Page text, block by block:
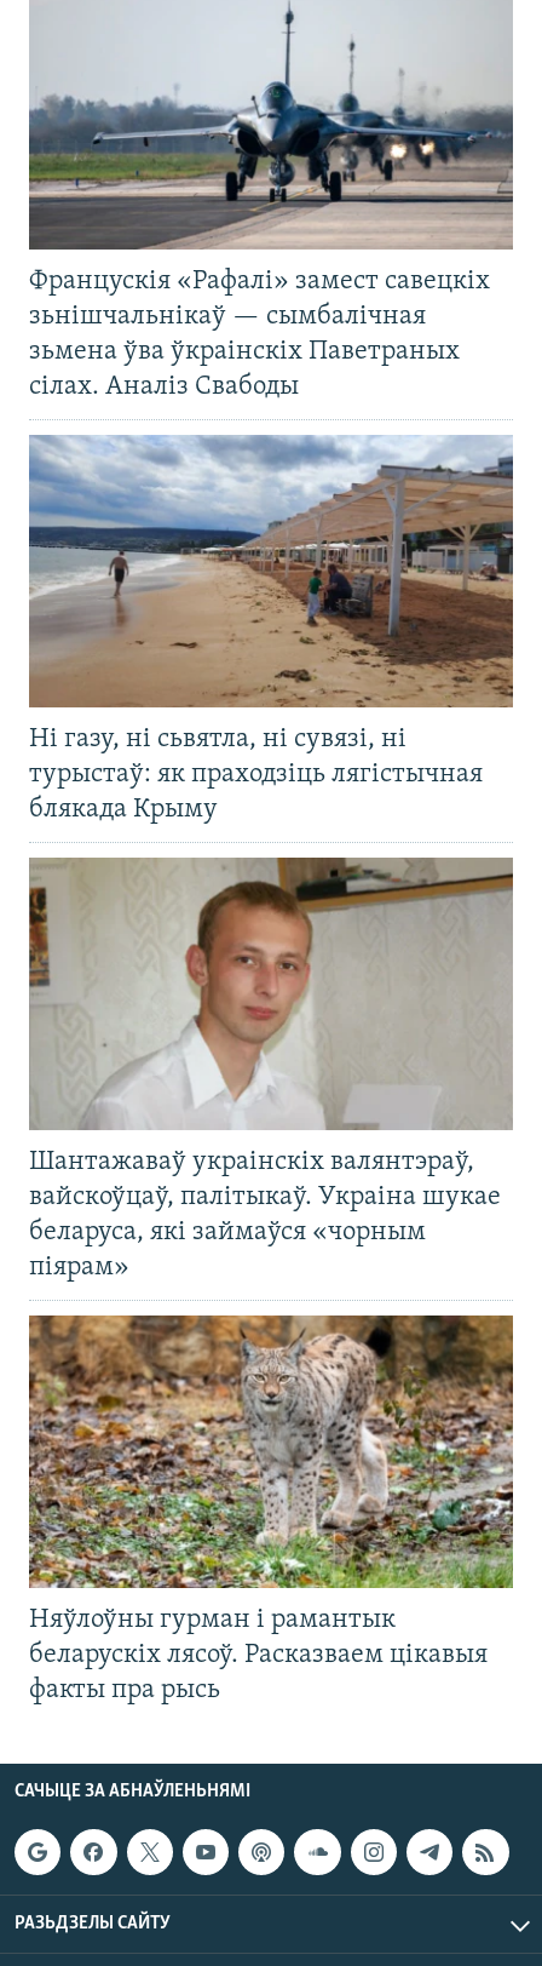
Францускія «Рафалі» замест савецкіх
зьнішчальнікаў — сымбалічная
зьмена ўва ўкраінскіх Паветраных
сілах. Аналіз Свабоды
Ні газу, ні сьвятла, ні сувязі, ні
турыстаў: як праходзіць лягістычная
блякада Крыму
Шантажаваў украінскіх валянтэраў,
вайскоўцаў, палітыкаў. Украіна шукае
беларуса, які займаўся «чорным
піярам»
Няўлоўны гурман і рамантык
беларускіх лясоў. Расказваем цікавыя
факты пра рысь
САЧЫЦЕ ЗА АБНАЎЛЕНЬНЯМІ
РАЗЬДЗЕЛЫ САЙТУ